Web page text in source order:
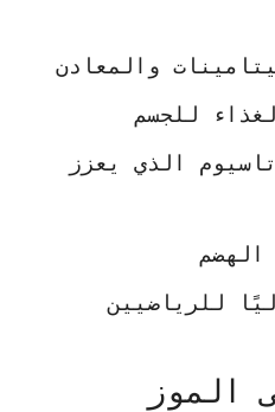
والمعادن
للجسم
الذي يعزز
الهضم
للرياضيين
الموز